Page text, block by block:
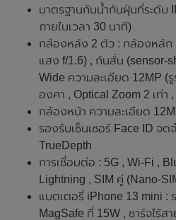
มาตรฐานกันน้ำกันฝุ่นที่ระดับ
ภายในเวลา 30 นาที)
กล้องหลัง 2 ตัว : กล้องหลัก
แสง f/1.6) , กันสั่น
Wide ความละเอียด 12MP (
องศา , Optical Zoom 2 เท่า
กล้องหน้า ความละเอียด
รองรับเซ็นเซอร์ Face ID จ
TrueDepth
การเชื่อมต่อ : 5G , Wi‑Fi ,
Lightning , SIM คู่
แบตเตอรี่ iPhone 13 mini :
MagSafe ที่ 15W , ชาร์จไร้ส